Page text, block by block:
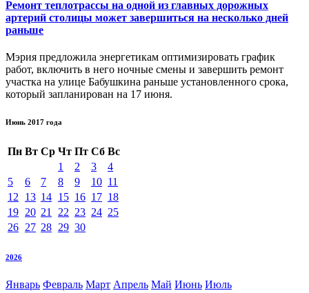
Ремонт теплотрассы на одной из главных дорожных
артерий столицы может завершиться на несколько дней
раньше
Мэрия предложила энергетикам оптимизировать график
работ, включить в него ночные смены и завершить ремонт
участка на улице Бабушкина раньше установленного срока,
который запланирован на 17 июня.
Июнь 2017 года
Пн Вт Ср Чт Пт Сб Вс
1
2 3
4
5
6 7 8 9 10 11
12
13 14 15 16 17 18
19 20 21 22 23 24 25
26 27 28 29 30
2026
Январь Февраль Март Апрель Май Июнь Июль